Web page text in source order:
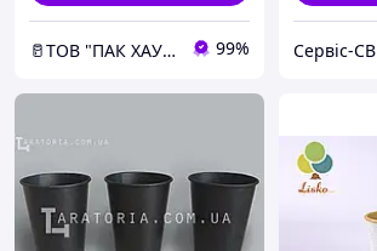
🥛ТОВ "ПАК ХАУС" 99% Сервіс-СВ